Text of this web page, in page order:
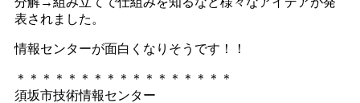
表されました。
情報センターが面白くなりそうです！！
＊＊＊＊＊＊＊＊＊＊＊＊＊＊＊＊＊
須坂市技術情報センター